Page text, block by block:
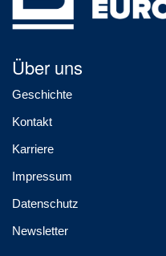
Über uns
Geschichte
Kontakt
Karriere
Impressum
Datenschutz
Newsletter